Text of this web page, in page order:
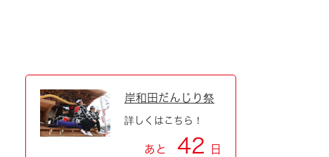
岸和田だんじり祭
詳しくはこちら！
あと 42 日